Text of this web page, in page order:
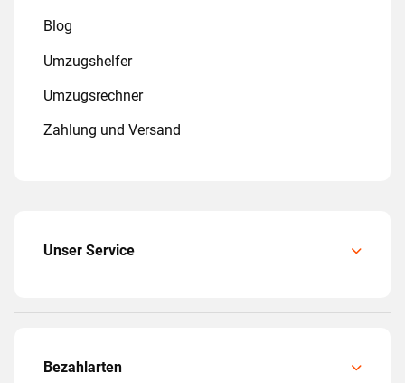
Blog
Umzugshelfer
Umzugsrechner
Zahlung und Versand
Unser Service
Bezahlarten